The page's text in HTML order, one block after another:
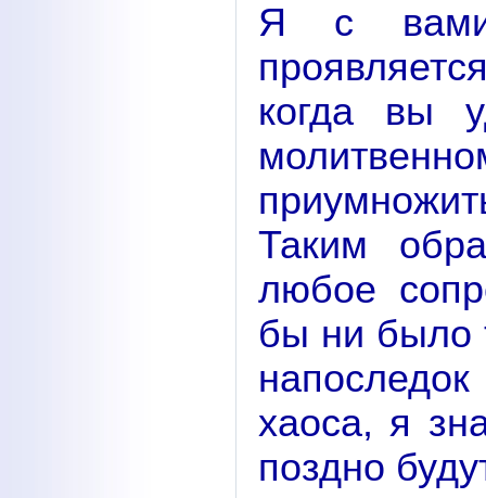
Я с вами
когда вы
Таким
любое
бы ни было
хаоса, я
поздно